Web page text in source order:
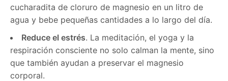
cucharadita de cloruro de magnesio en un litro de
agua y bebe pequeñas cantidades a lo largo del día.
Reduce el estrés. La meditación, el yoga y la
respiración consciente no solo calman la mente, sino
que también ayudan a preservar el magnesio
corporal.